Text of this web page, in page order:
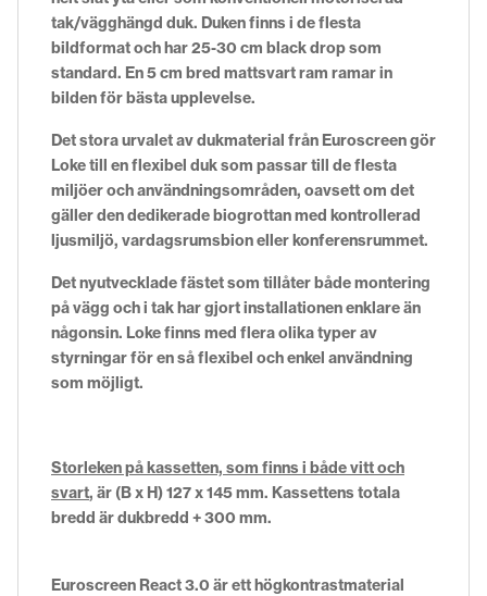
tak/vägghängd duk. Duken finns i de flesta
bildformat och har 25-30 cm black drop som
standard. En 5 cm bred mattsvart ram ramar in
bilden för bästa upplevelse.
Det stora urvalet av dukmaterial från Euroscreen gör
Loke till en flexibel duk som passar till de flesta
miljöer och användningsområden, oavsett om det
gäller den dedikerade biogrottan med kontrollerad
ljusmiljö, vardagsrumsbion eller konferensrummet.
Det nyutvecklade fästet som tillåter både montering
på vägg och i tak har gjort installationen enklare än
någonsin. Loke finns med flera olika typer av
styrningar för en så flexibel och enkel användning
som möjligt.
Storleken på kassetten, som finns i både vitt och
svart, är (B x H) 127 x 145 mm. Kassettens totala
bredd är dukbredd + 300 mm.
Euroscreen React 3.0 är ett högkontrastmaterial